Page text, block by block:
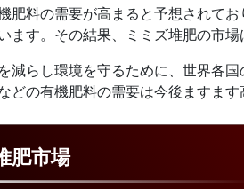
肥料の需要が高まると予想されて
ます。その結果、ミミズ堆肥の市
減らし環境を守るために、世界各
どの有機肥料の需要は今後ますます
肥市場